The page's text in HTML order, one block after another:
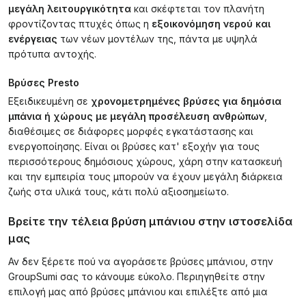
μεγάλη λειτουργικότητα και σκέφτεται τον πλανήτη
φροντίζοντας πτυχές όπως η εξοικονόμηση νερού και
ενέργειας των νέων μοντέλων της, πάντα με υψηλά
πρότυπα αντοχής.
Βρύσες Presto
Εξειδικευμένη σε χρονομετρημένες βρύσες για δημόσια
μπάνια ή χώρους με μεγάλη προσέλευση ανθρώπων
διαθέσιμες σε διάφορες μορφές εγκατάστασης και
ενεργοποίησης. Είναι οι βρύσες κατ' εξοχήν για τους
περισσότερους δημόσιους χώρους, χάρη στην κατασκευή
και την εμπειρία τους μπορούν να έχουν μεγάλη διάρκεια
ζωής στα υλικά τους, κάτι πολύ αξιοσημείωτο.
Βρείτε την τέλεια βρύση μπάνιου στην ιστοσελίδα
μας
Αν δεν ξέρετε πού να αγοράσετε βρύσες μπάνιου, στην
GroupSumi σας το κάνουμε εύκολο. Περιηγηθείτε στην
επιλογή μας από βρύσες μπάνιου και επιλέξτε από μια